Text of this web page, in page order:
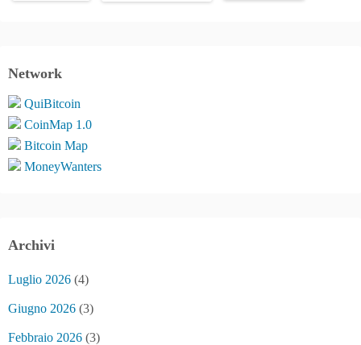
Network
QuiBitcoin
CoinMap 1.0
Bitcoin Map
MoneyWanters
Archivi
Luglio 2026 (4)
Giugno 2026 (3)
Febbraio 2026 (3)